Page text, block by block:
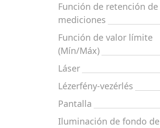
Función de retención de
mediciones
Función de valor límite
(Mín/Máx)
Láser
Lézerfény-vezérlés
Pantalla
Iluminación de fondo de